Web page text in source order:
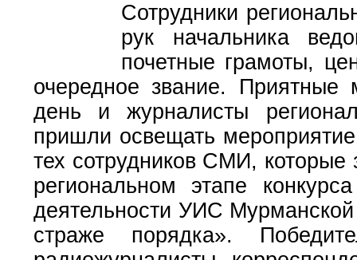
Сотрудники
рук начальника
почетные грамоты,
очередное звание. Приятные
день и журналисты
пришли освещать
тех сотрудников СМИ, которые
региональном этапе
деятельности УИС
страже порядка».